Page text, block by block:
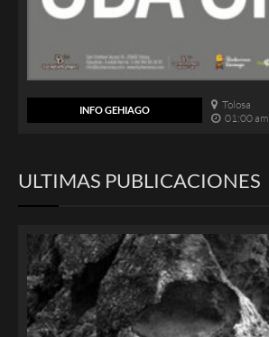
INFO GEHIAGO
Tolosa
01:00 am
ULTIMAS PUBLICACIONES